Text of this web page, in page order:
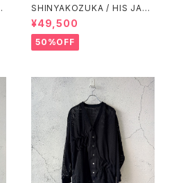
SHINYAKOZUKA / HIS JAC
KET(ISSUE#7) / DAWN BLA
CK
¥49,500
50%OFF